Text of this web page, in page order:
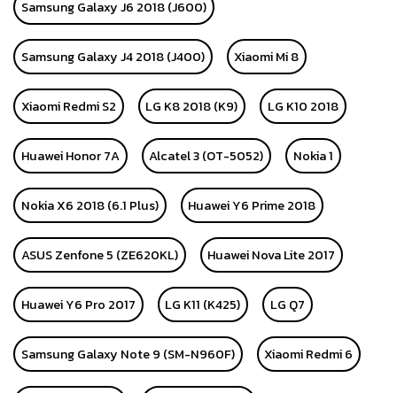
Samsung Galaxy J6 2018 (J600)
Samsung Galaxy J4 2018 (J400) Xiaomi Mi 8
Xiaomi Redmi S2 LG K8 2018 (K9) LG K10 2018
Huawei Honor 7A Alcatel 3 (OT-5052) Nokia 1
Nokia X6 2018 (6.1 Plus) Huawei Y6 Prime 2018
ASUS Zenfone 5 (ZE620KL) Huawei Nova Lite 2017
Huawei Y6 Pro 2017 LG K11 (K425) LG Q7
Samsung Galaxy Note 9 (SM-N960F) Xiaomi Redmi 6